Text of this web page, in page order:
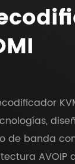
de banda
AVOIP